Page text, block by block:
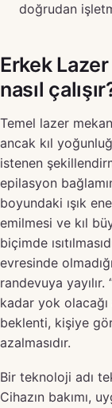
doğrudan
Erkek
nasıl
Temel lazer
ancak kıl
istenen
epilasyon
boyundaki ışık
emilmesi ve kıl
biçimde
evresinde
randevuya yayılır.
kadar yok
beklenti, kişiye
azalmasıdır.
Bir teknoloji adı
Cihazın bakımı,